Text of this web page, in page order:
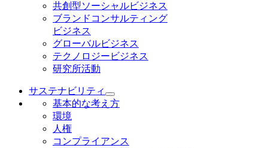
共創型ソーシャルビジネス
ブランドコンサルティング
ビジネス
グローバルビジネス
テクノロジービジネス
研究所活動
サステナビリティ
基本的な考え方
環境
人権
コンプライアンス